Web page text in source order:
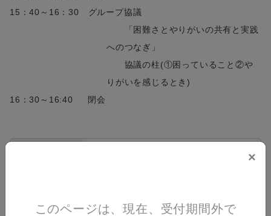
15：40～16：30 グループ協議
「困難さとやりがいの共有と実践
へのつなぎ」
協議の柱(①困っていること②や
りがいを感じるとき)
16：30～16:40 閉会
2026/8/3(月) 13:00 〜 16:40
×
このページは、現在、受付期間外で